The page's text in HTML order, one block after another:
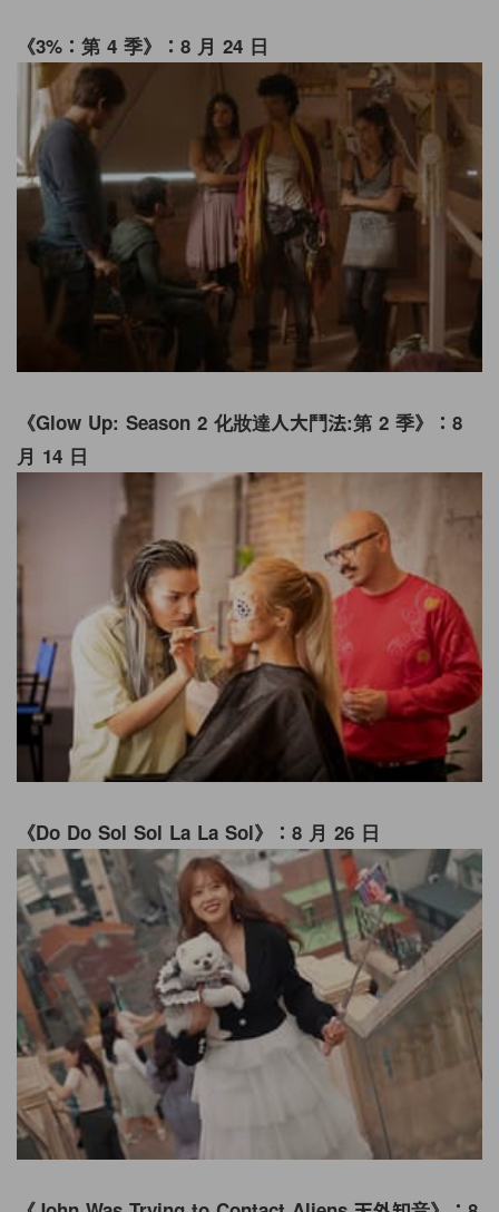
《3%：第 4 季》：8 月 24 日
《Glow Up: Season 2 化妝達人大鬥法:第 2 季》：8
月 14 日
《Do Do Sol Sol La La Sol》：8 月 26 日